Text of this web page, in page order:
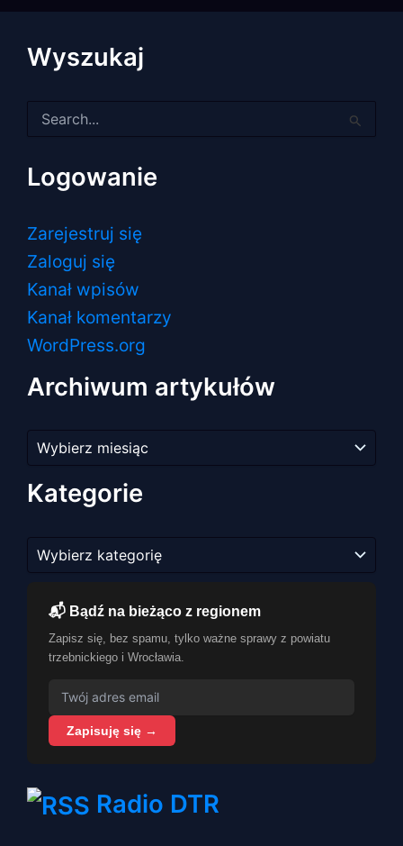
Wyszukaj
dla:
Logowanie
Zarejestruj się
Zaloguj się
Kanał wpisów
Kanał komentarzy
WordPress.org
Archiwum artykułów
artykułów
Kategorie
📬 Bądź na bieżąco z regionem
Zapisz się, bez spamu, tylko ważne sprawy z powiatu
trzebnickiego i Wrocławia.
Zapisuję się →
Radio DTR